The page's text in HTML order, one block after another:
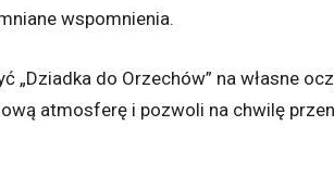
wspomnienia.
„Dziadka do Orzechów” na własne
atmosferę i pozwoli na chwilę